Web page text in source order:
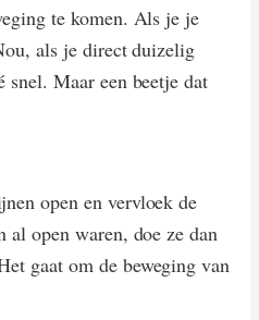
te komen. Als je je
als je direct duizelig
snel. Maar een beetje dat
open en vervloek de
al open waren, doe ze dan
gaat om de beweging van